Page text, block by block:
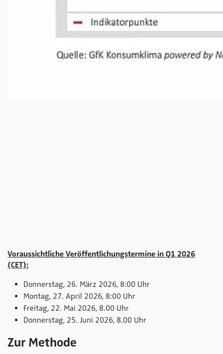
Voraussichtliche Veröffentlichungstermine in Q1 2026
(CET):
Donnerstag, 26. März 2026, 8:00 Uhr
Montag, 27. April 2026, 8:00 Uhr
Freitag, 22. Mai 2026, 8.00 Uhr
Donnerstag, 25. Juni 2026, 8.00 Uhr
Zur Methode